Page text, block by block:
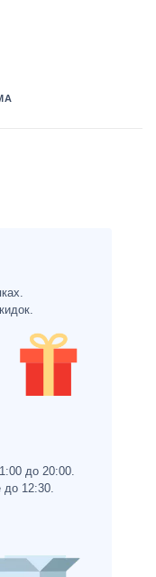
до 20:00.
12:30.